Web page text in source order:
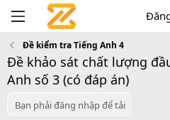
Đề kiểm tra Tiếng Anh 4
Đề khảo sát chất lượng
Anh số 3 (có đáp án)
Bạn phải đăng nhập để tải